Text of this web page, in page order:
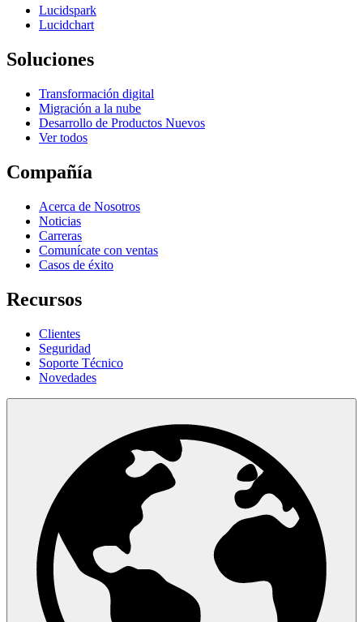
Lucidspark
Lucidchart
Soluciones
Transformación digital
Migración a la nube
Desarrollo de Productos Nuevos
Ver todos
Compañía
Acerca de Nosotros
Noticias
Carreras
Comunícate con ventas
Casos de éxito
Recursos
Clientes
Seguridad
Soporte Técnico
Novedades